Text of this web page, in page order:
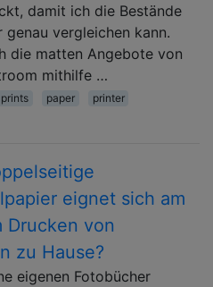
damit ich die Bestände
genau vergleichen kann.
die matten Angebote von
mithilfe …
prints paper
printer
eignet sich am
Drucken von
zu Hause?
eigenen Fotobücher